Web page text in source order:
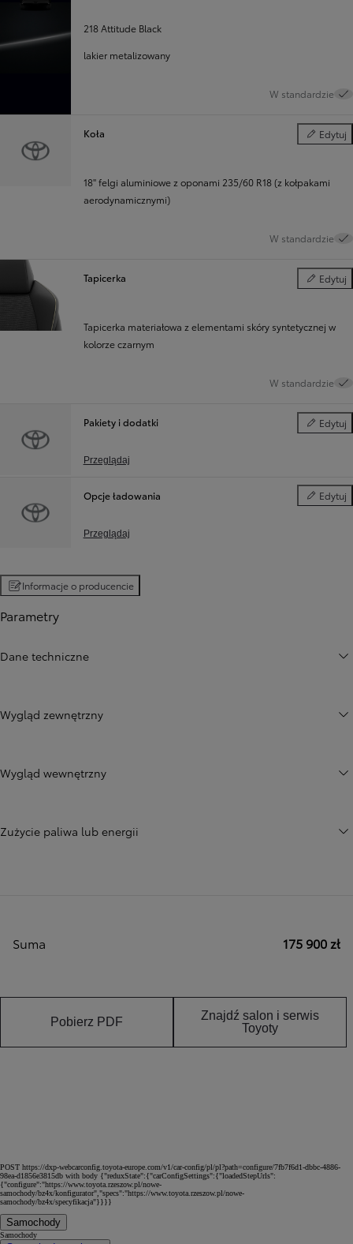
218 Attitude Black
lakier metalizowany
W standardzie
Koła Edytuj
Koła
18'' felgi aluminiowe z oponami 235/60 R18 (z kołpakami
aerodynamicznymi)
W standardzie
Tapicerka Edytuj
Tapicerka
Tapicerka materiałowa z elementami skóry syntetycznej w
kolorze czarnym
W standardzie
Pakiety i dodatki Edytuj
Pakiety i
Przeglądaj
Opcje ładowania Edytuj
Opcje
Przeglądaj
Informacje o producencie
Parametry
Dane techniczne
Wygląd zewnętrzny
Wygląd wewnętrzny
Zużycie paliwa lub energii
Suma 175 900 zł
Pobierz PDF
Znajdź salon i serwis
Toyoty
POST https://dxp-webcarconfig.toyota-europe.com/v1/car-config/pl/pl?path=configure/7fb7f6d1-dbbc-4886-
98ea-d1856e3815db with body {"reduxState":{"carConfigSettings":{"loadedStepUrls":
{"configure":"https://www.toyota.rzeszow.pl/nowe-
samochody/bz4x/konfigurator","specs":"https://www.toyota.rzeszow.pl/nowe-
samochody/bz4x/specyfikacja"}}}}
Samochody
Samochody